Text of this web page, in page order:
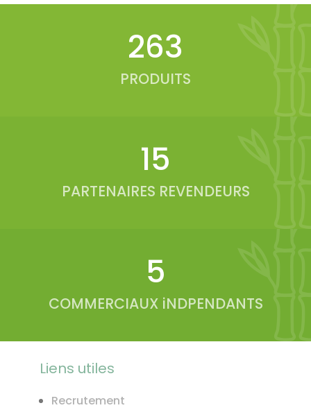
328
PRODUITS
19
PARTENAIRES REVENDEURS
6
COMMERCIAUX iNDPENDANTS
Liens utiles
Recrutement